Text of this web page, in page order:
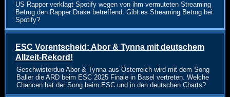
US Rapper verklagt Spotify wegen von ihm vermuteten Streaming
Betrug den Rapper Drake betreffend. Gibt es Streaming Betrug bei
Spotify?
ESC Vorentscheid: Abor & Tynna mit deutschem
Allzeit-Rekord!
Geschwisterduo Abor & Tynna aus Österreich wird mit dem Song
Baller die ARD beim ESC 2025 Finale in Basel vertreten. Welche
Chancen hat der Song beim ESC und in den deutschen Charts?